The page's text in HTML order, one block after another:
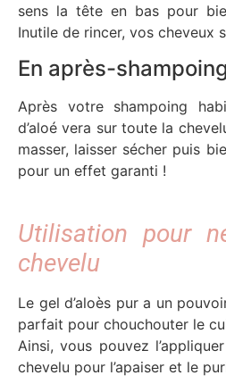
sens la tête en bas pour
Inutile de rincer, vos cheveux
En après-shampoing
Après votre shampoing
d’aloé vera sur toute la
masser, laisser sécher puis
pour un effet garanti !
Utilisation pour
chevelu
Le gel d’aloès pur a un
parfait pour chouchouter le
Ainsi, vous pouvez
chevelu pour l’apaiser et le